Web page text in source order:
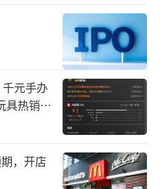
标准来看，这个体量
中腰部以上的水准。
，同样也契合“小红
譬如职场心理、自我
经等等。不过针对播
内容要求则是：有干
形式的故事输出， 形
千元手办
具热销海
，开店